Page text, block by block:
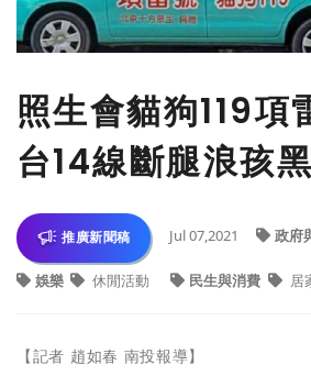
照生會貓狗119項
台14線斷腿浪孩
推廣新聞稿 Jul 07,2021 政府
娛樂 休閒活動 民生與消費 居
【記者 趙如春 南投報導】